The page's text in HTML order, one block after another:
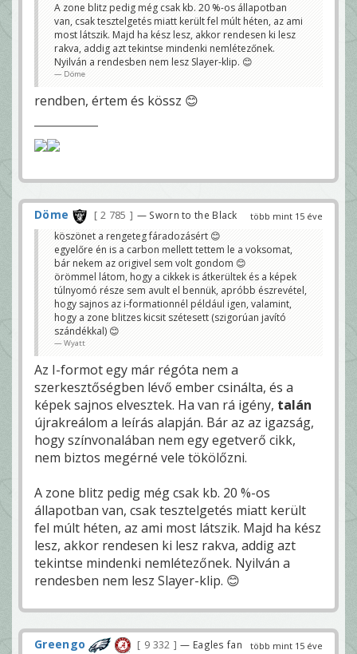
A zone blitz pedig még csak kb. 20 %-os állapotban
van, csak tesztelgetés miatt került fel múlt héten, az ami
most látszik. Majd ha kész lesz, akkor rendesen ki lesz
rakva, addig azt tekintse mindenki nemlétezőnek.
Nyilván a rendesben nem lesz Slayer-klip. 😊
Döme
rendben, értem és kössz 😊
több mint 15 éve
Döme 2 785 — Sworn to the Black
köszönet a rengeteg fáradozásért 😊
egyelőre én is a carbon mellett tettem le a voksomat,
bár nekem az origivel sem volt gondom 😊
örömmel látom, hogy a cikkek is átkerültek és a képek
túlnyomó része sem avult el bennük, apróbb észrevétel,
hogy sajnos az i-formationnél például igen, valamint,
hogy a zone blitzes kicsit szétesett (szigorúan javító
szándékkal) 😊
Wyatt
Az I-formot egy már régóta nem a
szerkesztőségben lévő ember csinálta, és a
képek sajnos elvesztek. Ha van rá igény, talán
újrakreálom a leírás alapján. Bár az az igazság,
hogy színvonalában nem egy egetverő cikk,
nem biztos megérné vele tökölőzni.
A zone blitz pedig még csak kb. 20 %-os
állapotban van, csak tesztelgetés miatt került
fel múlt héten, az ami most látszik. Majd ha kész
lesz, akkor rendesen ki lesz rakva, addig azt
tekintse mindenki nemlétezőnek. Nyilván a
rendesben nem lesz Slayer-klip. 😊
több mint 15 éve
Greengo 9 332 — Eagles fan